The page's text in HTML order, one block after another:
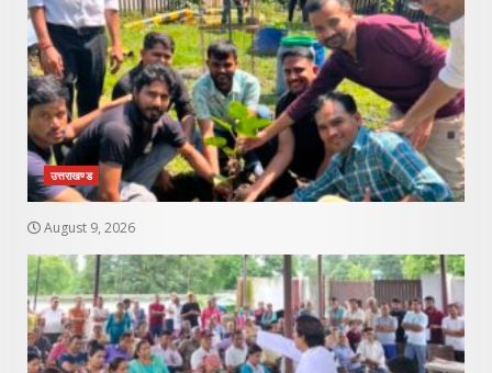
उत्तराखण्ड
August 9, 2026